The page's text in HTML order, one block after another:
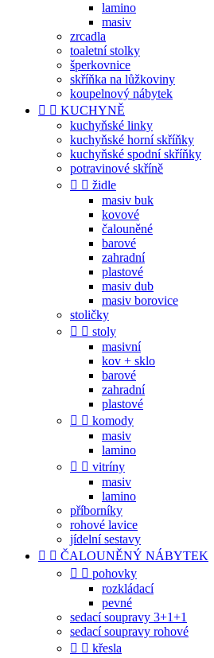
lamino
masiv
zrcadla
toaletní stolky
šperkovnice
skříňka na lůžkoviny
koupelnový nábytek
  KUCHYNĚ
kuchyňské linky
kuchyňské horní skříňky
kuchyňské spodní skříňky
potravinové skříně
  židle
masiv buk
kovové
čalouněné
barové
zahradní
plastové
masiv dub
masiv borovice
stoličky
  stoly
masivní
kov + sklo
barové
zahradní
plastové
  komody
masiv
lamino
  vitríny
masiv
lamino
příborníky
rohové lavice
jídelní sestavy
  ČALOUNĚNÝ NÁBYTEK
  pohovky
rozkládací
pevné
sedací soupravy 3+1+1
sedací soupravy rohové
  křesla